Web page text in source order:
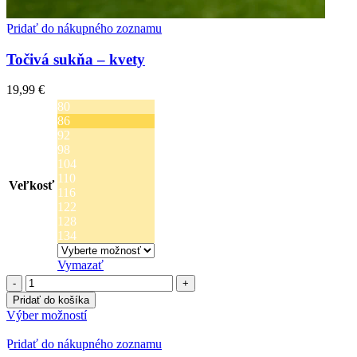
Pridať do nákupného zoznamu
Točivá sukňa – kvety
19,99 €
Veľkosť
80
86
92
98
104
110
116
122
128
134
Vymazať
množstvo
Točivá
sukňa
-
kvety
Pridať do košíka
Výber možnostíTento
má
Pridať do nákupného zoznamu